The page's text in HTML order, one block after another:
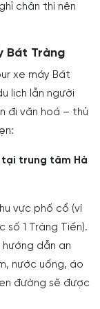
chân thì nên
Bát Tràng
xe máy Bát
lịch lẫn người
đi văn hoá – thủ
tại trung tâm Hà
vực phố cổ (ví
số 1 Tràng Tiền).
hướng dẫn an
nước uống, áo
đường sẽ được